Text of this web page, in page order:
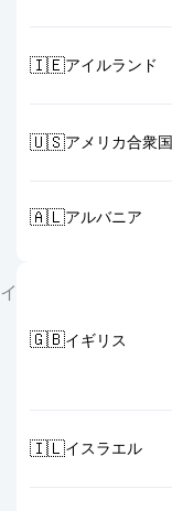
🇮🇪アイルランド
🇺🇸アメリカ合衆国
🇦🇱アルバニア
イ
🇬🇧イギリス
🇮🇱イスラエル